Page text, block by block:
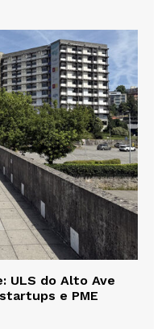
ULS do Alto Ave
e PME